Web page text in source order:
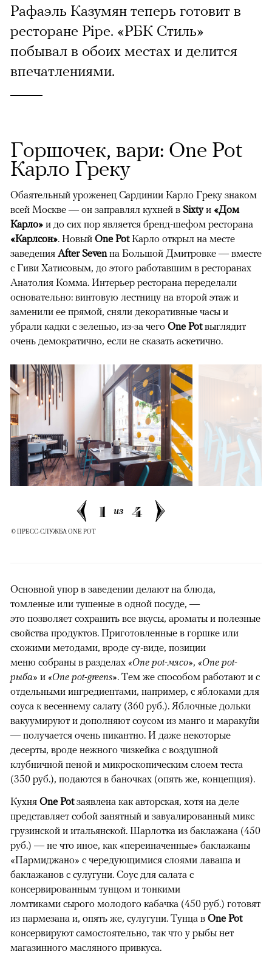
Рафаэль Казумян теперь готовит в
ресторане Pipe. «РБК Стиль»
побывал в обоих местах и делится
впечатлениями.
Горшочек, вари: One Pot
Карло Греку
Обаятельный уроженец Сардинии Карло Греку знаком
всей Москве — он заправлял кухней в Sixtyи «Дом
Карло» и до сих пор является бренд-шефом ресторана
«Карлсон». Новый One PotКарло открыл на месте
заведения After Sevenна Большой Дмитровке — вместе
с Гиви Хатисовым, до этого работавшим в ресторанах
Анатолия Комма. Интерьер ресторана переделали
основательно: винтовую лестницу на второй этаж и
заменили ее прямой, сняли декоративные часы и
убрали кадки с зеленью, из-за чего One Potвыглядит
очень демократично, если не сказать аскетично.
1 из 4
© ПРЕСС-СЛУЖБА ONE POT
Основной упор в заведении делают на блюда,
томленые или тушеные в одной посуде, —
это позволяет сохранить все вкусы, ароматы и полезные
свойства продуктов. Приготовленные в горшке или
схожими методами, вроде су-виде, позиции
меню собраны в разделах «One pot-мясо», «One pot-
рыба» и «One pot-greens». Тем же способом работают и с
отдельными ингредиентами, например, с яблоками для
соуса к весеннему салату (360 руб.). Яблочные дольки
вакуумируют и дополняют соусом из манго и маракуйи
— получается очень пикантно. И даже некоторые
десерты, вроде нежного чизкейка с воздушной
клубничной пеной и микроскопическим слоем теста
(350 руб.), подаются в баночках (опять же, концепция).
Кухня One Potзаявлена как авторская, хотя на деле
представляет собой занятный и завуалированный микс
грузинской и итальянской. Шарлотка из баклажана (450
руб.) — не что иное, как «переиначенные» баклажаны
«Пармиджано» с чередующимися слоями лаваша и
баклажанов с сулугуни. Соус для салата с
консервированным тунцом и тонкими
ломтиками сырого молодого кабачка (450 руб.) готовят
из пармезана и, опять же, сулугуни. Тунца в One Pot
консервируют самостоятельно, так что у рыбы нет
магазинного масляного привкуса.